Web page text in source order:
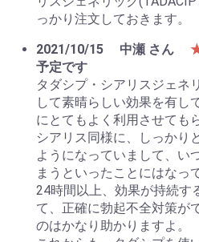
っかり注文しておきます。
2021/10/15
中瀬 さん
予定です
タダシプ・シアリスジェネ
して素晴らしい効果を有し
にとてもよく利用させても
シアリス同様に、しっかり
ようになっていまして、い
まうといったことにはなっ
24時間以上、効果が持続す
て、正確に勃起不全対策が
のはかなり助かりますよ。